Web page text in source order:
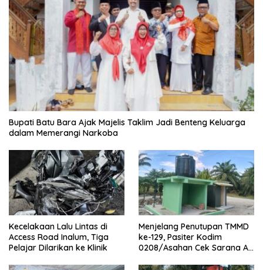
Bupati Batu Bara Ajak Majelis Taklim Jadi Benteng Keluarga
dalam Memerangi Narkoba
Kecelakaan Lalu Lintas di
Access Road Inalum, Tiga
Pelajar Dilarikan ke Klinik
Menjelang Penutupan TMMD
ke-129, Pasiter Kodim
0208/Asahan Cek Sarana Air